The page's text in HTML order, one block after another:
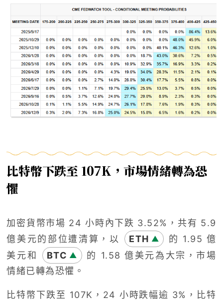
比特幣下跌至 107K，市場情緒轉為恐
懼
加密貨幣市場 24 小時內下跌 3.52%，共有 5.9
億美元的部位遭清算，以
ETH ▲
的 1.95 億
美元和
BTC ▲
的 1.58 億美元為大宗，市場
情緒已轉為恐懼。
比特幣下跌至 107K，24 小時跌幅逾 3%，比特